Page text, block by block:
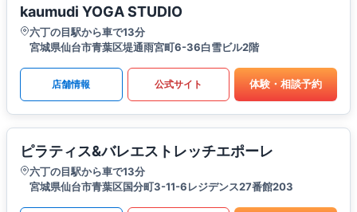
kaumudi YOGA STUDIO
六丁の目駅から車で13分
宮城県仙台市青葉区堤通雨宮町6-36白雪ビル2階
店舗情報 公式サイト 体験・相談予約
ピラティス&バレエストレッチエポーレ
六丁の目駅から車で13分
宮城県仙台市青葉区国分町3-11-6レジデンス27番館203